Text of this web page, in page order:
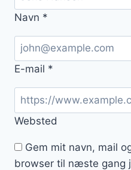
Navn *
E-mail *
Websted
Gem mit navn, mail
browser til næste gang